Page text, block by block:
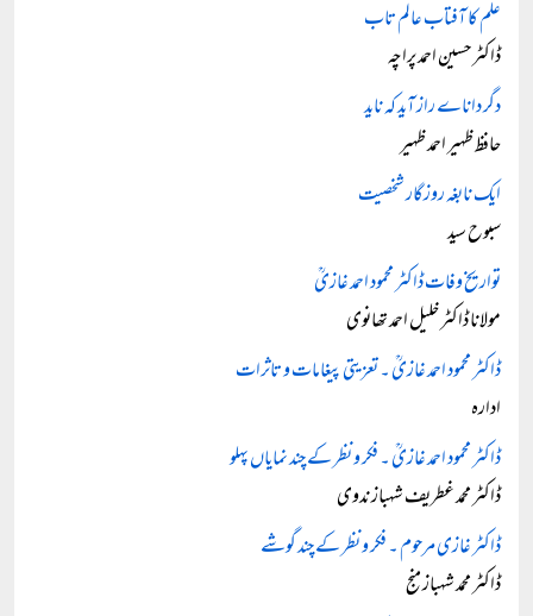
علم کا آفتاب عالم تاب
ڈاکٹر حسین احمد پراچہ
دگر داناے راز آید کہ ناید
حافظ ظہیر احمد ظہیر
ایک نابغہ روزگار شخصیت
سبوح سید
تواریخ وفات ڈاکٹر محمود احمد غازیؒ
مولانا ڈاکٹر خلیل احمد تھانوی
ڈاکٹر محمود احمد غازیؒ ۔ تعزیتی پیغامات و تاثرات
ادارہ
ڈاکٹر محمود احمد غازیؒ ۔ فکر و نظر کے چند نمایاں پہلو
ڈاکٹر محمد غطریف شہباز ندوی
ڈاکٹر غازی مرحوم ۔ فکر و نظر کے چند گوشے
ڈاکٹر محمد شہباز منج